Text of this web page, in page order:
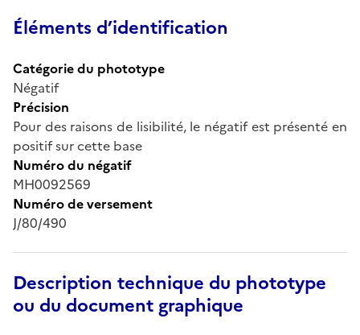
Éléments d’identification
Catégorie du phototype
Négatif
Précision
Pour des raisons de lisibilité, le négatif est présenté en
positif sur cette base
Numéro du négatif
MH0092569
Numéro de versement
J/80/490
Description technique du phototype
ou du document graphique